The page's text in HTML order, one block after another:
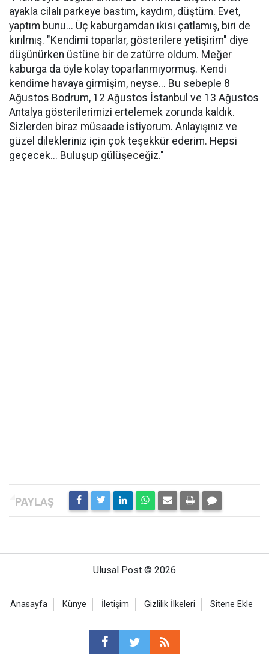
ayakla cilalı parkeye bastım, kaydım, düştüm. Evet,
yaptım bunu... Üç kaburgamdan ikisi çatlamış, biri de
kırılmış. "Kendimi toparlar, gösterilere yetişirim" diye
düşünürken üstüne bir de zatürre oldum. Meğer
kaburga da öyle kolay toparlanmıyormuş. Kendi
kendime havaya girmişim, neyse... Bu sebeple 8
Ağustos Bodrum, 12 Ağustos İstanbul ve 13 Ağustos
Antalya gösterilerimizi ertelemek zorunda kaldık.
Sizlerden biraz müsaade istiyorum. Anlayışınız ve
güzel dilekleriniz için çok teşekkür ederim. Hepsi
geçecek... Buluşup gülüşeceğiz."
Ulusal Post © 2026
Anasayfa Künye İletişim Gizlilik İlkeleri Sitene Ekle